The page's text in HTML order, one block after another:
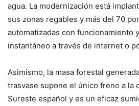
agua. La modernización está
sus zonas regables y más del 70
automatizadas con funcionamiento
instantáneo a través de internet o
Asimismo, la masa forestal
trasvase supone el único freno a la
Sureste español y es un eficaz